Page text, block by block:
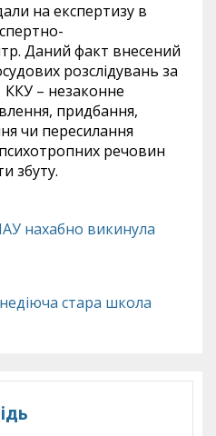
на експертизу в
Даний факт внесений
розслідувань за
ККУ – незаконне
придбання,
чи пересилання
речовин
збуту.
нахабно викинула
стара школа